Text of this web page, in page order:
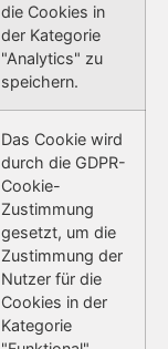
die Cookies in
der Kategorie
"Analytics" zu
speichern.
Das Cookie wird
durch die GDPR-
Cookie-
Zustimmung
gesetzt, um die
Zustimmung der
Nutzer für die
Cookies in der
Kategorie